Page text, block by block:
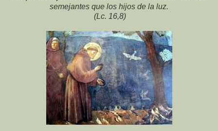
semejantes que los hijos de la luz.
(Lc. 16,8)